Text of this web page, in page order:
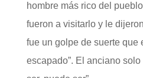
hombre más rico del
fueron a visitarlo y le
fue un golpe de suerte que
escapado”. El anciano